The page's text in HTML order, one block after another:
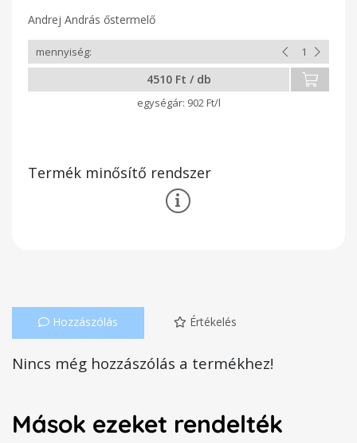
Andrej András őstermelő
4510 Ft / db
902 Ft/l
Termék minősítő rendszer
Hozzászólás Értékelés
Nincs még hozzászólás a termékhez!
Mások ezeket rendelték